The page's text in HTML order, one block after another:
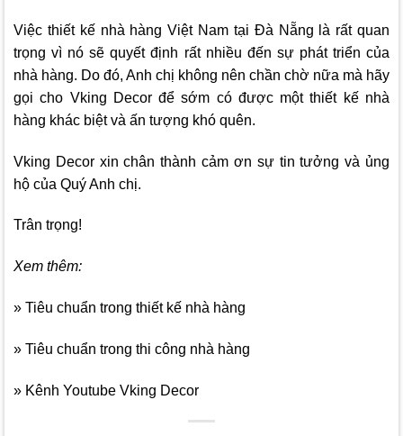
Việc thiết kế nhà hàng Việt Nam tại Đà Nẵng là rất quan
trọng vì nó sẽ quyết định rất nhiều đến sự phát triển của
nhà hàng. Do đó, Anh chị không nên chần chờ nữa mà hãy
gọi cho Vking Decorđể sớm có được một thiết kế nhà
hàng khác biệt và ấn tượng khó quên.
Vking Decorxin chân thành cảm ơn sự tin tưởng và ủng
hộ của Quý Anh chị.
Trân trọng!
Xem thêm:
» Tiêu chuẩn trong thiết kế nhà hàng
» Tiêu chuẩn trong thi công nhà hàng
» Kênh Youtube Vking Decor